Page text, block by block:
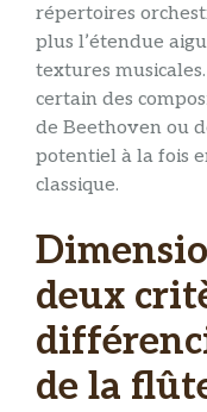
répertoires
plus l’étendue
textures
certain des
de Beethoven ou
potentiel à la fois
classique.
deux
de la